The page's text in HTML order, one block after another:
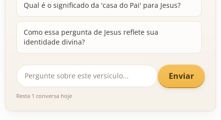
Qual é o significado da 'casa do Pai' para Jesus?
Como essa pergunta de Jesus reflete sua
identidade divina?
Enviar
Resta 1 conversa hoje